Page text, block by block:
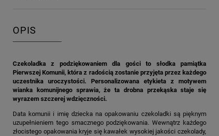
OPIS
Czekoladka z podziękowaniem dla gości to słodka pamiątka
Pierwszej Komunii, która z radością zostanie przyjęta przez każdego
uczestnika uroczystości. Personalizowana etykieta z motywem
wianka komunijnego sprawia, że ta drobna przekąska staje się
wyrazem szczerej wdzięczności.
Data komunii i imię dziecka na opakowaniu czekoladki są pięknym
uzupełnieniem tego smacznego podziękowania. Wewnątrz każdego
złocistego opakowania kryje się kawałek wysokiej jakości czekolady,